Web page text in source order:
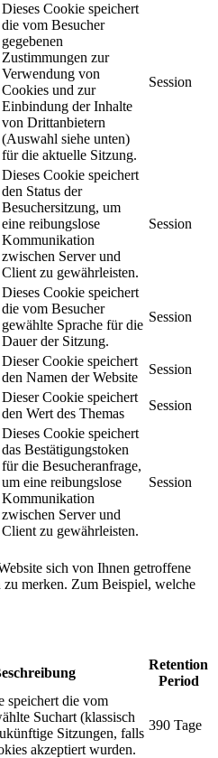
Dieses Cookie speichert
die vom Besucher
gegebenen
Zustimmungen zur
Verwendung von
Cookies und zur
Einbindung der Inhalte
von Drittanbietern
(Auswahl siehe unten)
für die aktuelle Sitzung.
Session
Dieses Cookie speichert
den Status der
Besuchersitzung, um
eine reibungslose
Kommunikation
zwischen Server und
Client zu gewährleisten.
Session
Dieses Cookie speichert
die vom Besucher
gewählte Sprache für die
Dauer der Sitzung.
Session
Dieser Cookie speichert
den Namen der Website
Session
Dieser Cookie speichert
den Wert des Themas
Session
Dieses Cookie speichert
das Bestätigungstoken
für die Besucheranfrage,
um eine reibungslose
Kommunikation
zwischen Server und
Client zu gewährleisten.
Session
sich von Ihnen getroffene
zu merken. Zum Beispiel, welche
Retention
Period
speichert die vom
Suchart (klassisch
Sitzungen, falls
akzeptiert wurden.
390 Tage